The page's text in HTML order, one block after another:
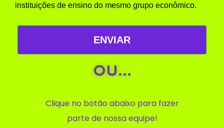
instituições de ensino do mesmo grupo econômico.
ENVIAR
OU...
Clique no botão abaixo para fazer
parte de nossa equipe!